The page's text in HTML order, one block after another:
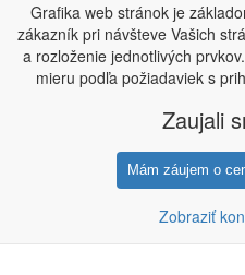
Grafika web stránok je
zákazník pri návšteve Vašich
a rozloženie jednotlivých
mieru podľa požiadaviek s
Zaujali
Mám záujem o
Zobraziť